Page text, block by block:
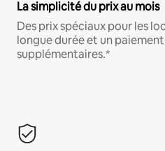
La simplicité du prix au mois
Des prix spéciaux pour les
longue durée et un
supplémentaires.*